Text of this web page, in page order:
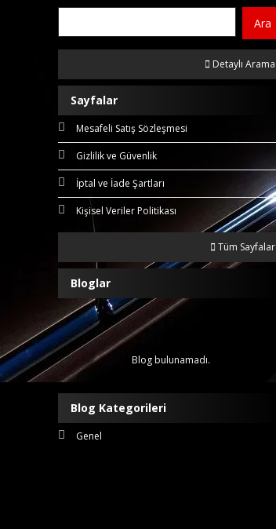
Ara
Detaylı Arama
Sayfalar
Mesafeli Satış Sözleşmesi
Gizlilik ve Güvenlik
İptal ve İade Şartları
Kişisel Veriler Politikası
Tüm Sayfalar
Bloglar
Blog bulunamadı.
Blog Kategorileri
Genel